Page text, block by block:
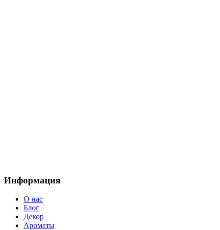
Информация
О нас
Блог
Декор
Ароматы